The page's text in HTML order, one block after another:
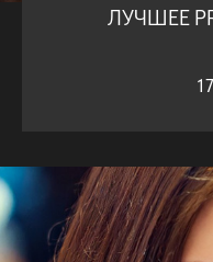
ЛУЧШЕЕ